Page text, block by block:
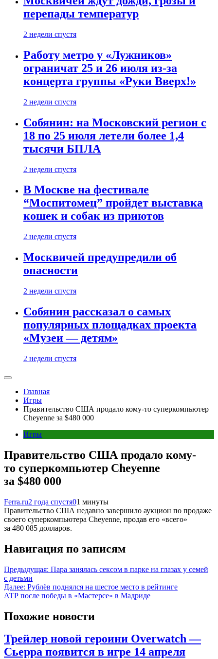
перепады температур
2 недели спустя
Работу метро у «Лужников»
ограничат 25 и 26 июля из-за
концерта группы «Руки Вверх!»
2 недели спустя
Собянин: на Московский регион с
18 по 25 июля летели более 1,4
тысячи БПЛА
2 недели спустя
В Москве на фестивале
“Моспитомец” пройдет выставка
кошек и собак из приютов
2 недели спустя
Москвичей предупредили об
опасности
2 недели спустя
Собянин рассказал о самых
популярных площадках проекта
«Музеи — детям»
2 недели спустя
Главная
Игры
Правительство США продало кому-то суперкомпьютер
Cheyenne за $480 000
Игры
Правительство США продало кому-
то суперкомпьютер Cheyenne
за $480 000
Ferra.ru2 года спустя01 минуты
Правительство США недавно завершило аукцион по продаже
своего суперкомпьютера Cheyenne, продав его «всего»
за 480 085 долларов.
Навигация по записям
Предыдущая: Пара занялась сексом в парке на глазах у семей
с детьми
Далее: Рублёв поднялся на шестое место в рейтинге
АТР после победы в «Мастерсе» в Мадриде
Похожие новости
Трейлер новой героини Overwatch —
Сьерра появится в игре 14 апреля